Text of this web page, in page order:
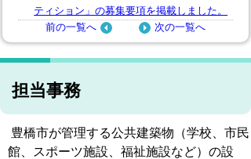
ティション」の募集要項を掲載しました。
前の一覧へ
次の一覧へ
担当事務
豊橋市が管理する公共建築物（学校、市民
館、スポーツ施設、福祉施設など）の設